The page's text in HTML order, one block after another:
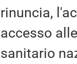
rinuncia,
accesso
sanitario